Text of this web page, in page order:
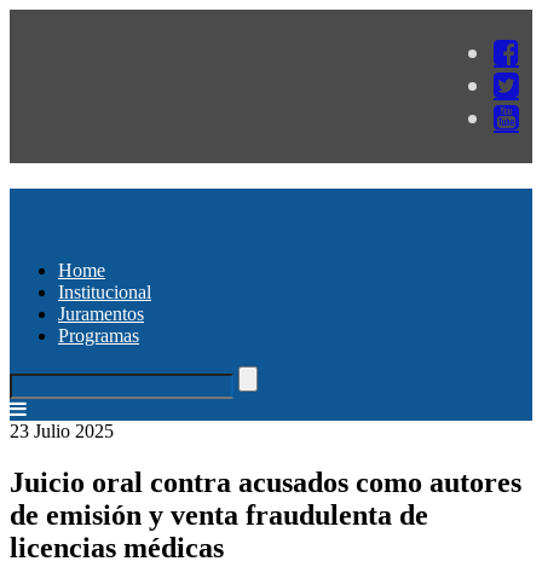
Home
Institucional
Juramentos
Programas
23 Julio 2025
Juicio oral contra acusados como autores
de emisión y venta fraudulenta de
licencias médicas